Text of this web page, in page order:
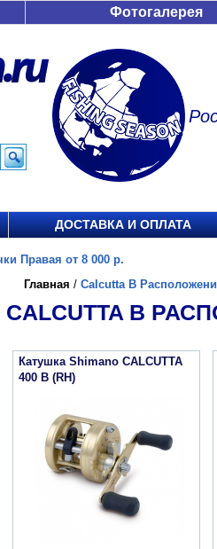
Фотогалерея
ДОСТАВКА И ОПЛАТА
Правая от 8 000 р.
Главная / Calcutta B
CALCUTTA B
Катушка Shimano CALCUTTA
400 B (RH)